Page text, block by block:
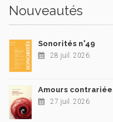
Nouveautés
Sonorités n°49
28 juil. 2026
Amours
27 juil. 2026